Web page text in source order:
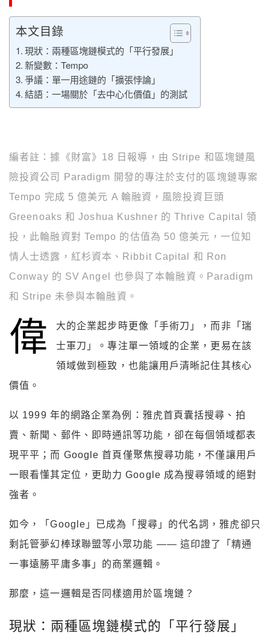
本文目錄
現狀：兩種區塊鏈模式的「平行發展」
新變數：Tempo
爭議：單一用途鏈的「擴張悖論」
結語：一場關於「去中心化價值」的測試
編者註：據《財富》18 日報導，由 Stripe 和區塊鏈風
險投資公司 Paradigm 開發的專注於支付的區塊鏈專案
Tempo 完成 5 億美元 A 輪融資，風險投資巨頭
Greenoaks 和 Joshua Kushner 的 Thrive Capital 領
投，此輪融資對 Tempo 的估值為 50 億美元，一位知
情人士透露，紅杉資本、Ribbit Capital 和 Ron
Conway 的 SV Angel 也參與了本輪融資。Paradigm
和 Stripe 未參與本輪融資。
偉
大的企業起步時更像「手術刀」，而非「瑞
士軍刀」。專注單一領域的企業，更易在該
領域做到極致，也能讓用戶清晰記住其核心
價值。
以 1999 年的網路企業為例：雅虎首頁囊括搜尋、拍
賣、新聞、郵件、即時通訊等功能，卻在每個領域都表
現平平；而 Google 首頁僅聚焦搜尋功能，不僅讓用戶
一眼看懂其定位，更助力 Google 成為搜尋領域的絕對
強者。
如今，「Google」已成為「搜尋」的代名詞，雅虎卻只
剩託管夢幻棒球聯盟等小眾功能 —— 這印證了「精通
一事遠勝平庸多事」的商業邏輯。
那麼，這一邏輯是否同樣適用於區塊鏈？
現狀：兩種區塊鏈模式的「平行發展」